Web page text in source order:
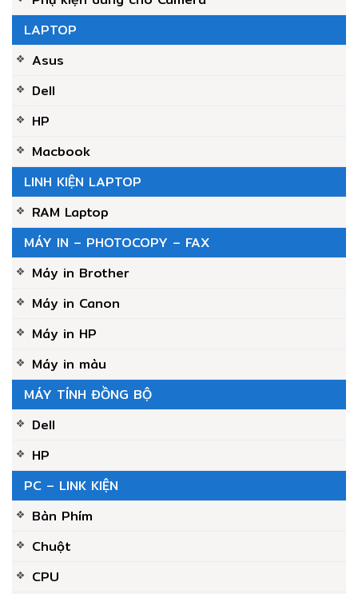
LAPTOP
Asus
Dell
HP
Macbook
LINH KIỆN LAPTOP
RAM Laptop
MÁY IN – PHOTOCOPY – FAX
Máy in Brother
Máy in Canon
Máy in HP
Máy in màu
MÁY TÍNH ĐỒNG BỘ
Dell
HP
PC – LINK KIỆN
Bàn Phím
Chuột
CPU